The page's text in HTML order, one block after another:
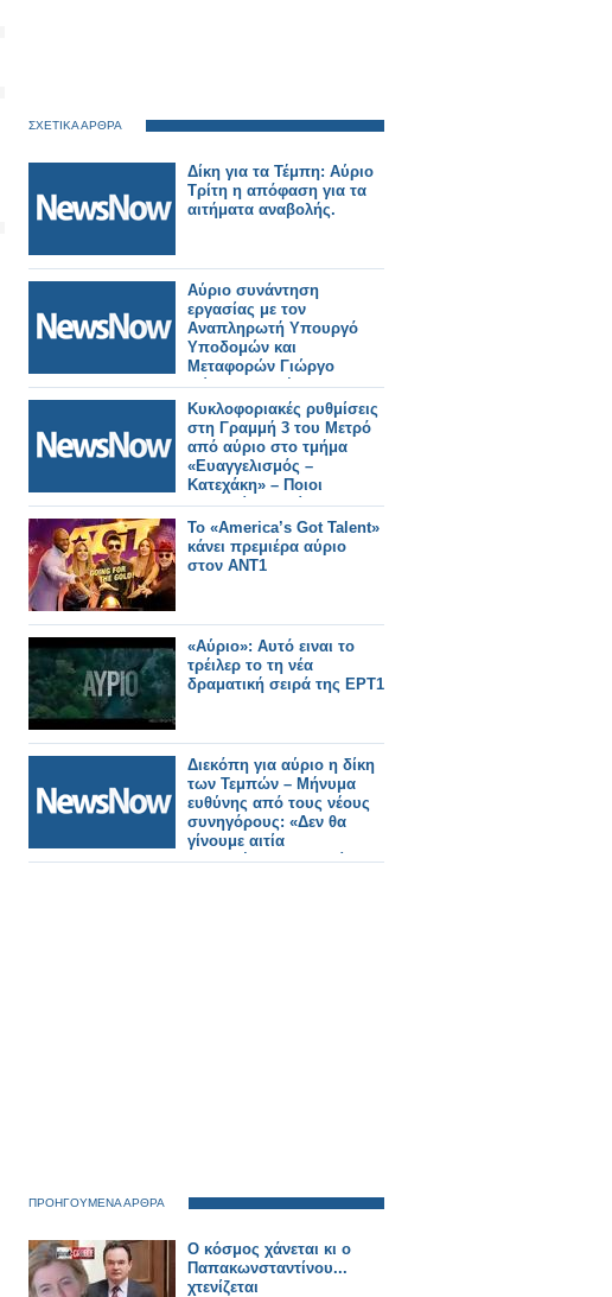
ΣΧΕΤΙΚΑ ΑΡΘΡΑ
Δίκη για τα Τέμπη: Αύριο
Τρίτη η απόφαση για τα
αιτήματα αναβολής.
Αύριο συνάντηση
εργασίας με τον
Αναπληρωτή Υπουργό
Υποδομών και
Μεταφορών Γιώργο
Κώτσηρα θα έχει ο
Κωνσταντίνος
Γκιουλέκας.
Κυκλοφοριακές ρυθμίσεις
στη Γραμμή 3 του Μετρό
από αύριο στο τμήμα
«Ευαγγελισμός –
Κατεχάκη» – Ποιοι
σταθμοί θα κλείνουν στις
21:40.
Το «America’s Got Talent»
κάνει πρεμιέρα αύριο
στον ΑΝΤ1
«Αύριο»: Αυτό ειναι το
τρέιλερ το τη νέα
δραματική σειρά της ΕΡΤ1
Διεκόπη για αύριο η δίκη
των Τεμπών – Μήνυμα
ευθύνης από τους νέους
συνηγόρους: «Δεν θα
γίνουμε αιτία
καθυστέρησης της δίκης»
ΠΡΟΗΓΟΥΜΕΝΑ ΑΡΘΡΑ
Ο κόσμος χάνεται κι ο
Παπακωνσταντίνου...
χτενίζεται